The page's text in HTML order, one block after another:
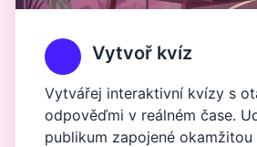
Vytvoř kvíz
Vytvářej interaktivní kvízy s
odpověďmi v reálném čase.
publikum zapojené okamžitou